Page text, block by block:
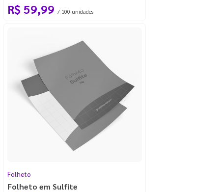
R$ 59,99 / 100 unidades
Folheto
Folheto em Sulfite